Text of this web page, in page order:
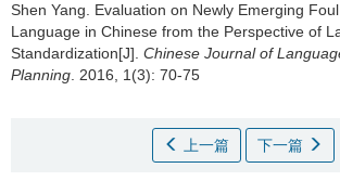
Shen Yang. Evaluation on Newly Emerging
Language in Chinese from the Perspective of
Standardization[J]. Chinese Journal of
Planning . 2016, 1(3): 70-75
上一篇 下一篇